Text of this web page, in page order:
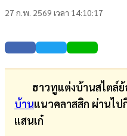
27 ก.พ. 2569 เวลา 14:10:17
ฮาวทูแต่งบ้านสไตล์
บ้านแนวคลาสสิก ผ่านไป
แสนเก๋
บันเทิง
ตรวจ
หวย
บอล
สด